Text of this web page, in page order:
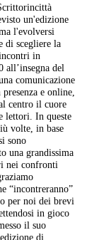
un'edizione
l'evolversi
di scegliere la
in
all’insegna del
comunicazione
e online,
centro il cuore
lettori. In queste
volte, in base
sono
una grandissima
nei confronti
“incontreranno”
per noi dei brevi
in gioco
il suo
di